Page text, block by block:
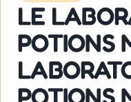
LE
POTIONS